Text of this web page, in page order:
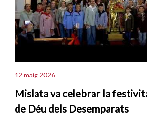
12 maig 2026
Mislata va celebrar la
de Déu dels Desemparats